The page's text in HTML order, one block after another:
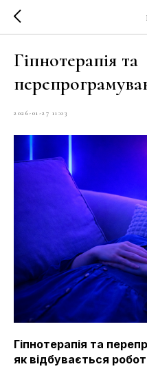
Гіпнотерапія та
2026-01-27 11:03
Гіпнотерапія та
як відбувається